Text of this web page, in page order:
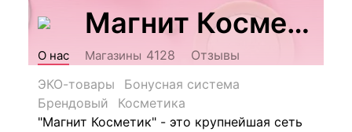
Магнит Косметик
О нас Магазины 4128
Отзывы
ЭКО-товары
Бонусная система
Брендовый
Косметика
"Магнит Косметик" - это крупнейшая сеть